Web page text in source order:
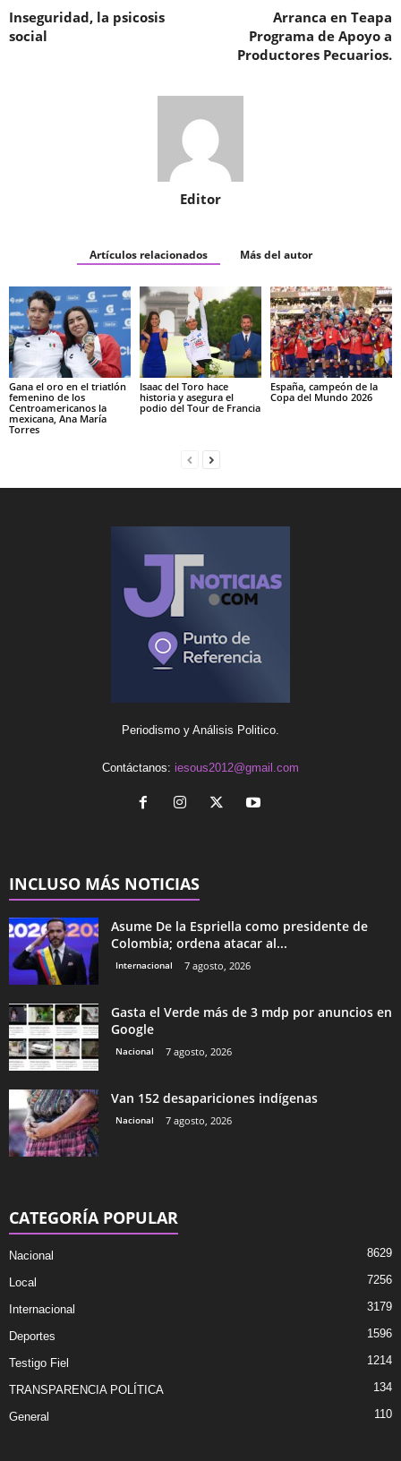
Inseguridad, la psicosis
social
Arranca en Teapa
Programa de Apoyo a
Productores Pecuarios.
Editor
Artículos relacionados Más del autor
Gana el oro en el triatlón
femenino de los
Centroamericanos la
mexicana, Ana María
Torres
Isaac del Toro hace
historia y asegura el
podio del Tour de Francia
España, campeón de la
Copa del Mundo 2026
Periodismo y Análisis Politico.
Contáctanos: iesous2012@gmail.com
INCLUSO MÁS NOTICIAS
Asume De la Espriella como presidente de
Colombia; ordena atacar al...
Internacional 7 agosto, 2026
Gasta el Verde más de 3 mdp por anuncios en
Google
Nacional 7 agosto, 2026
Van 152 desapariciones indígenas
Nacional 7 agosto, 2026
CATEGORÍA POPULAR
Nacional 8629
Local 7256
Internacional 3179
Deportes 1596
Testigo Fiel 1214
TRANSPARENCIA POLÍTICA 134
General 110